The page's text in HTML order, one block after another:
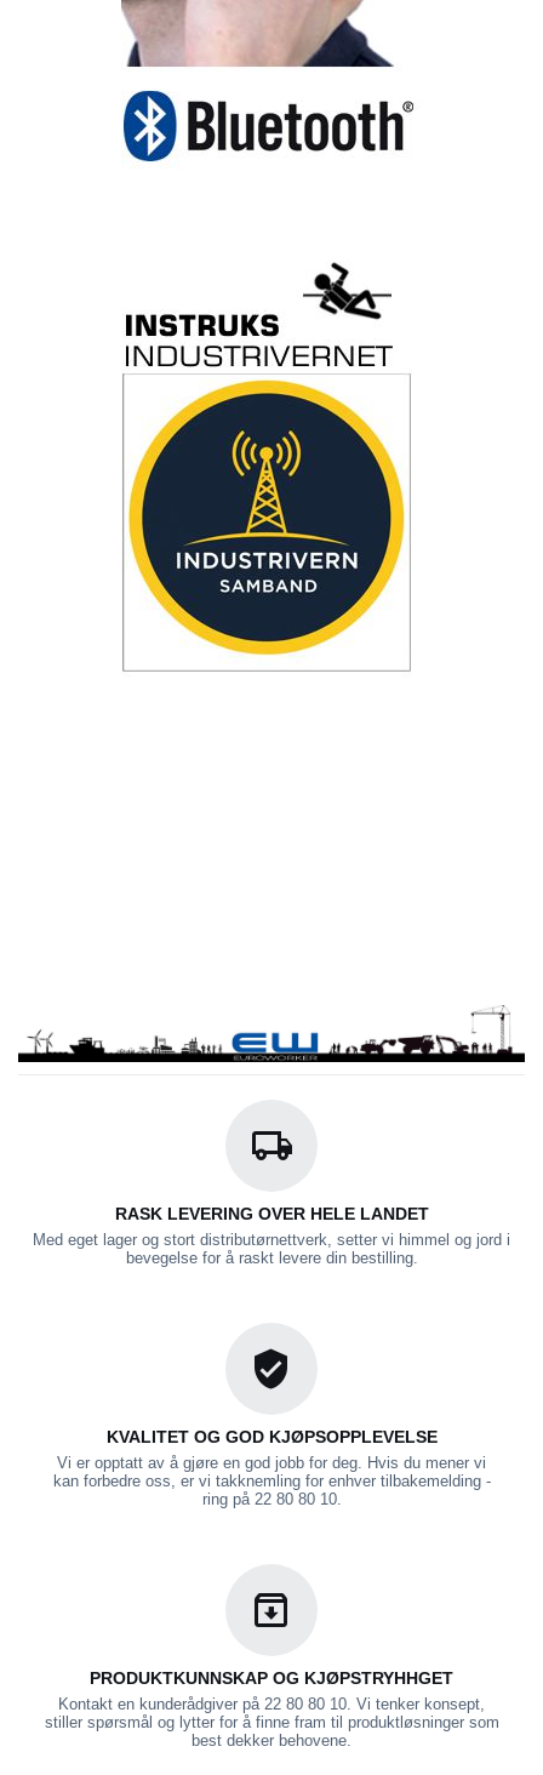
RASK LEVERING OVER HELE LANDET
Med eget lager og stort distributørnettverk, setter vi himmel og jord i
bevegelse for å raskt levere din bestilling.
KVALITET OG GOD KJØPSOPPLEVELSE
Vi er opptatt av å gjøre en god jobb for deg. Hvis du mener vi
kan forbedre oss, er vi takknemling for enhver tilbakemelding -
ring på 22 80 80 10.
PRODUKTKUNNSKAP OG KJØPSTRYHHGET
Kontakt en kunderådgiver på 22 80 80 10. Vi tenker konsept,
stiller spørsmål og lytter for å finne fram til produktløsninger som
best dekker behovene.